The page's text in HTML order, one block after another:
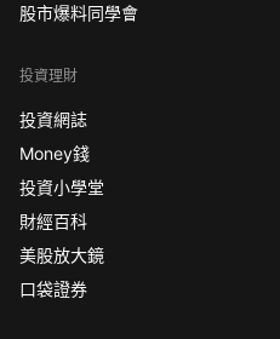
股市爆料同學會
投資理財
投資網誌
Money錢
投資小學堂
財經百科
美股放大鏡
口袋證券